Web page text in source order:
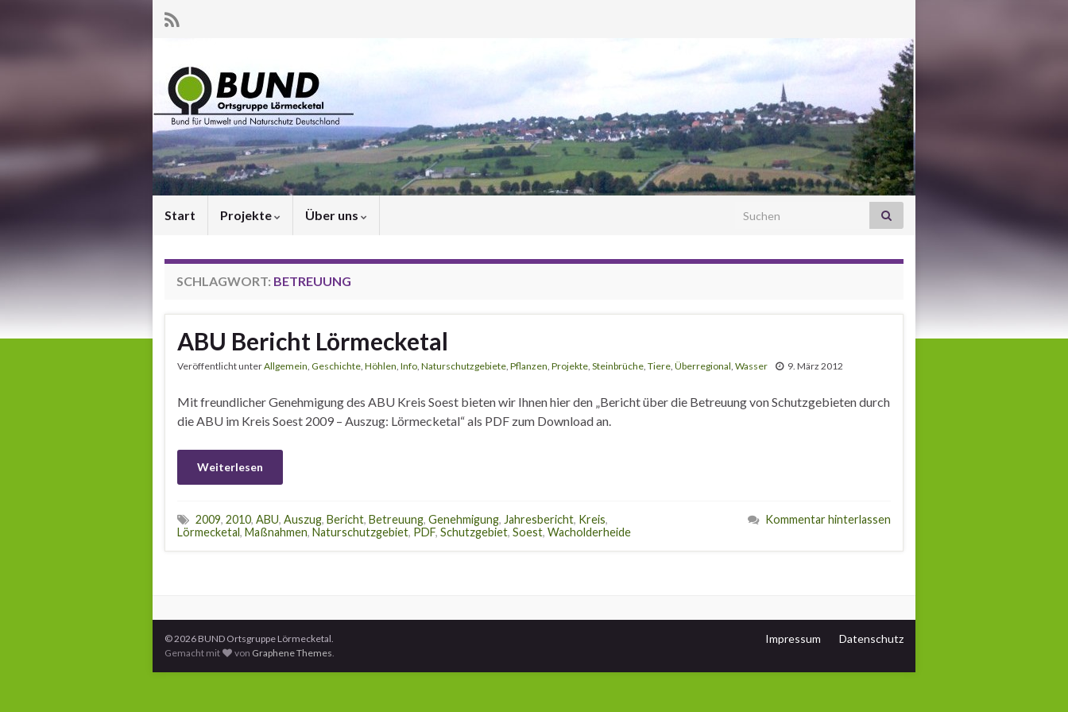
Start Projekte Über uns Search for:
SCHLAGWORT: BETREUUNG
ABU Bericht Lörmecketal
Veröffentlicht unterAllgemein, Geschichte, Höhlen, Info, Naturschutzgebiete, Pflanzen, Projekte, Steinbrüche, Tiere, Überregional, Wasser 9. März 2012
Mit freundlicher Genehmigung des ABU Kreis Soest bieten wir Ihnen hier den „Bericht über die Betreuung von Schutzgebieten durch
die ABU im Kreis Soest 2009 – Auszug: Lörmecketal“ als PDF zum Download an.
Weiterlesen
2009, 2010, ABU, Auszug, Bericht, Betreuung, Genehmigung, Jahresbericht, Kreis,
Lörmecketal, Maßnahmen, Naturschutzgebiet, PDF, Schutzgebiet, Soest, Wacholderheide
Kommentar hinterlassen
Impressum Datenschutz
© 2026 BUND Ortsgruppe Lörmecketal.
Gemacht mit
von Graphene Themes.